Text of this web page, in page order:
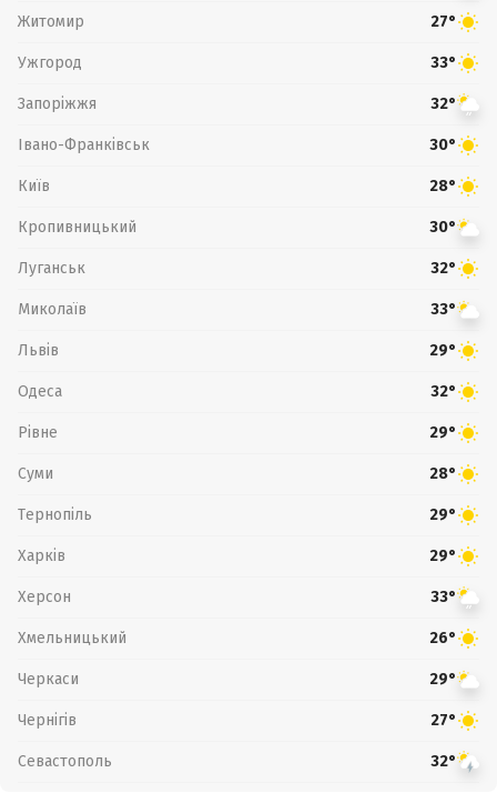
Житомир 27°
Ужгород 33°
Запоріжжя 32°
Івано-Франківськ 30°
Київ 28°
Кропивницький 30°
Луганськ 32°
Миколаїв 33°
Львів 29°
Одеса 32°
Рівне 29°
Суми 28°
Тернопіль 29°
Харків 29°
Херсон 33°
Хмельницький 26°
Черкаси 29°
Чернігів 27°
Севастополь 32°